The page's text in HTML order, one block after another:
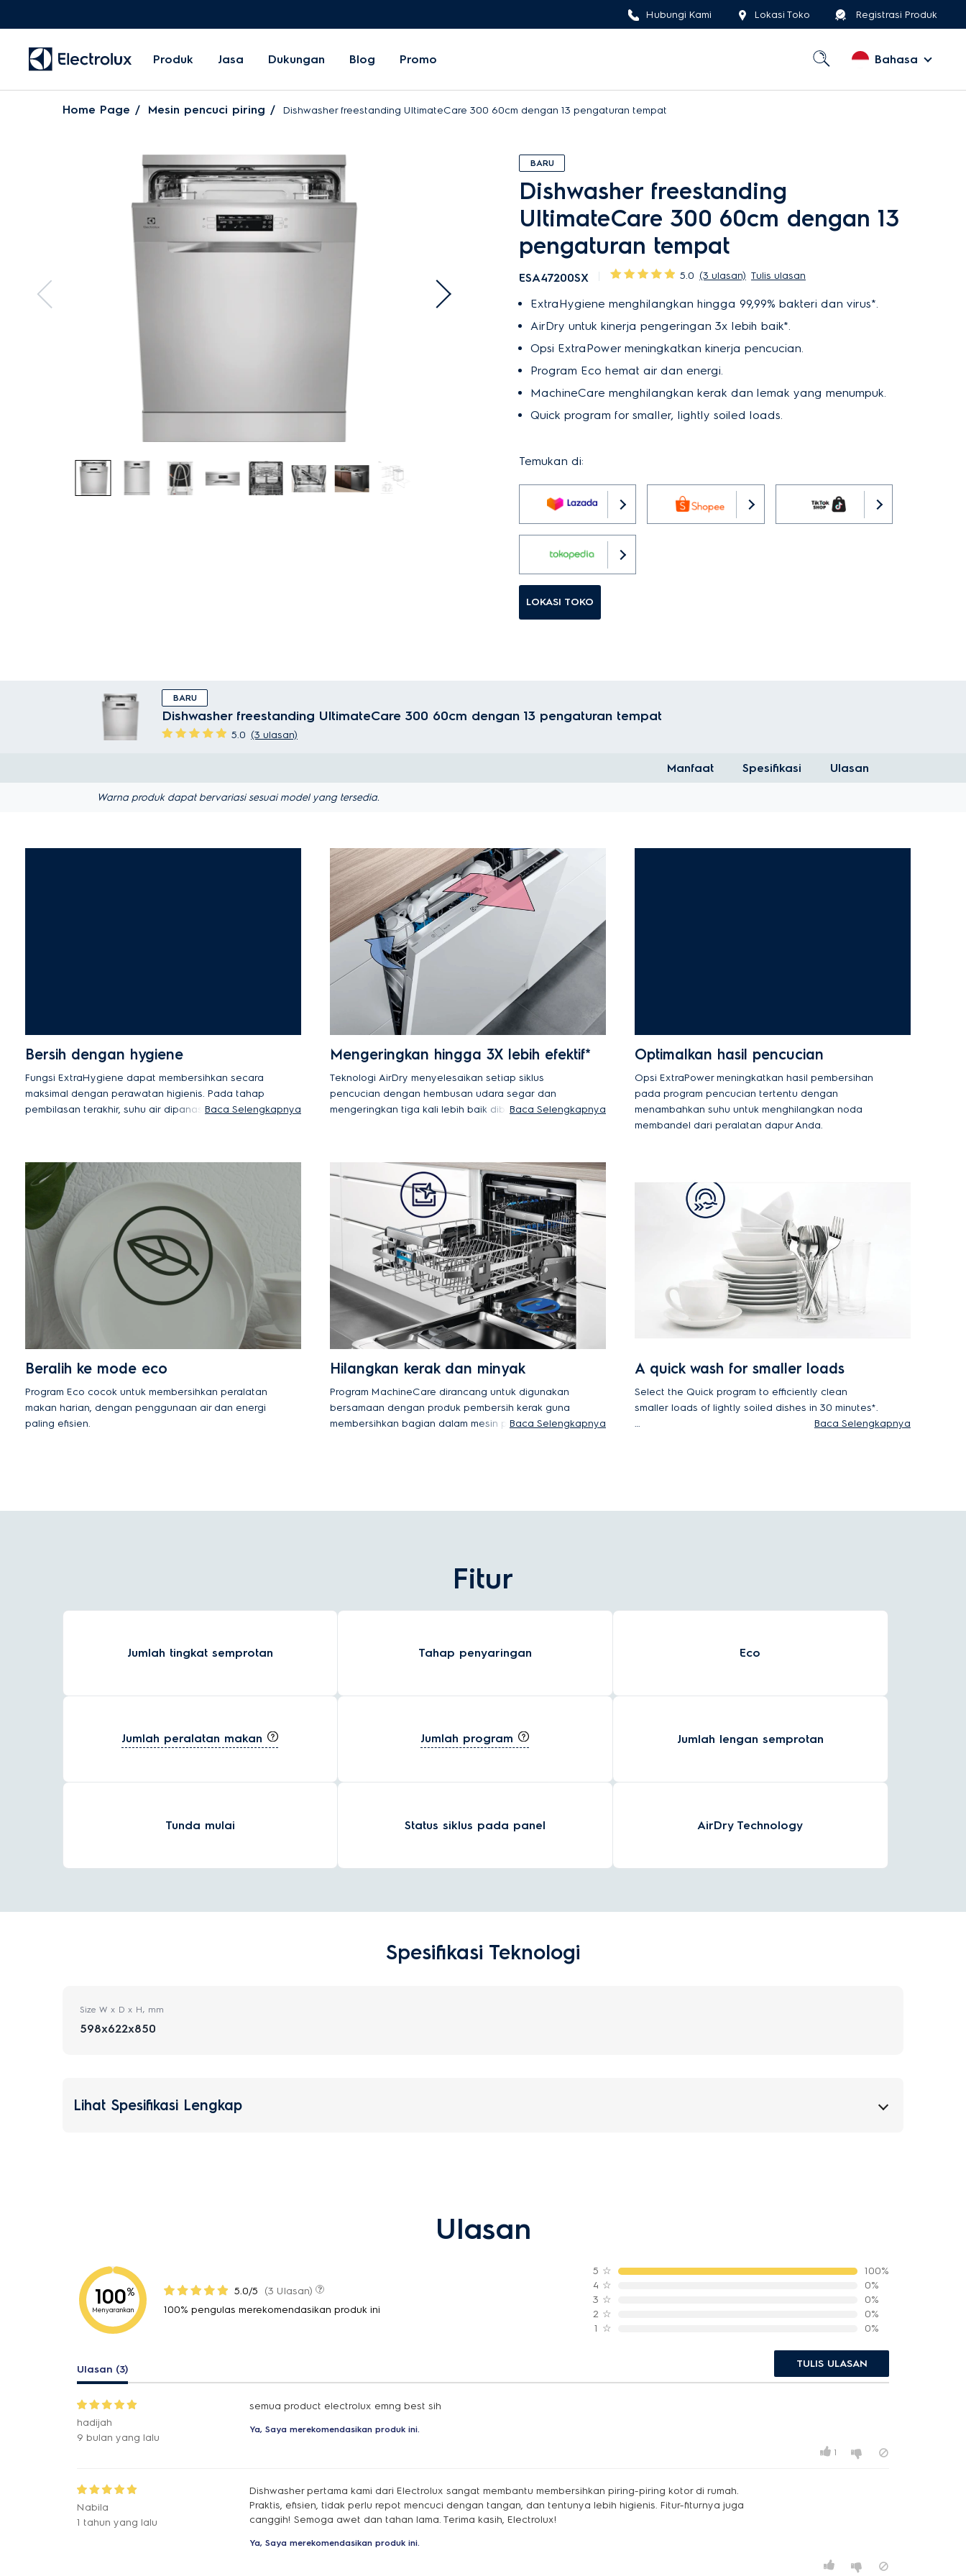
Hubungi Kami Lokasi Toko Registrasi Produk
Produk Jasa Dukungan Blog Promo Bahasa
Home Page Mesin pencuci piring Dishwasher freestanding UltimateCare 300 60cm dengan 13 pengaturan tempat
BARU
Dishwasher freestanding
UltimateCare 300 60cm dengan 13
pengaturan tempat
ESA47200SX 5.0 (3 ulasan) Tulis ulasan
ExtraHygiene menghilangkan hingga 99,99% bakteri dan virus*.
AirDry untuk kinerja pengeringan 3x lebih baik*.
Opsi ExtraPower meningkatkan kinerja pencucian.
Program Eco hemat air dan energi.
MachineCare menghilangkan kerak dan lemak yang menumpuk.
Quick program for smaller, lightly soiled loads.
Temukan di:
LOKASI TOKO
BARU
Dishwasher freestanding UltimateCare 300 60cm dengan 13 pengaturan tempat
5.0 (3 ulasan)
Manfaat Spesifikasi Ulasan
Warna produk dapat bervariasi sesuai model yang tersedia.
Bersih dengan hygiene
Fungsi ExtraHygiene dapat membersihkan secara
maksimal dengan perawatan higienis. Pada tahap
pembilasan terakhir, suhu air dipanaskan hingga
* Telah diuji untuk Candida albicans, Bakteriofag MS2,
dan Escherichia coli dalam pengujian eksternal oleh
Swissatest Testmaterialien AG pada tahun 2021
("Laporan Uji No. 202120117, 20232072").
Baca Selengkapnya
Mengeringkan hingga 3X lebih efektif*
Teknologi AirDry menyelesaikan setiap siklus
pencucian dengan hembusan udara segar dan
mengeringkan tiga kali lebih baik dibandingkan
memastikan piring dan peralatan makan benar-
benar kering dan bersih, sekaligus menghemat
Dibandingkan dengan sistem tertutup kami.
Baca Selengkapnya
Optimalkan hasil pencucian
Opsi ExtraPower meningkatkan hasil pembersihan
pada program pencucian tertentu dengan
menambahkan suhu untuk menghilangkan noda
membandel dari peralatan dapur Anda.
Beralih ke mode eco
Program Eco cocok untuk membersihkan peralatan
makan harian, dengan penggunaan air dan energi
paling efisien.
Hilangkan kerak dan minyak
Program MachineCare dirancang untuk digunakan
bersamaan dengan produk pembersih kerak guna
membersihkan bagian dalam mesin pencuci piring
Baca Selengkapnya
A quick wash for smaller loads
Select the Quick program to efficiently clean
smaller loads of lightly soiled dishes in 30 minutes*.
Baca Selengkapnya
Fitur
Jumlah tingkat semprotan Tahap penyaringan Eco
Jumlah peralatan makan Jumlah program Jumlah lengan semprotan
Tunda mulai Status siklus pada panel AirDry Technology
Spesifikasi Teknologi
Size W x D x H, mm
598x622x850
Lihat Spesifikasi Lengkap
Ulasan
100%
Menyarankan
5.0/5
(3 Ulasan)
100% pengulas merekomendasikan produk ini
5 ☆
100%
4 ☆
0%
3 ☆
0%
2 ☆
0%
1 ☆ 0%
Ulasan (3) TULIS ULASAN
hadijah
9 bulan yang lalu
semua product electrolux emng best sih
Ya, Saya merekomendasikan produk ini.
1
Nabila
1 tahun yang lalu
Dishwasher pertama kami dari Electrolux sangat membantu membersihkan piring-piring kotor di rumah.
Praktis, efisien, tidak perlu repot mencuci dengan tangan, dan tentunya lebih higienis. Fitur-fiturnya juga
canggih! Semoga awet dan tahan lama. Terima kasih, Electrolux!
Ya, Saya merekomendasikan produk ini.